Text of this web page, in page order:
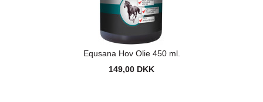
Equsana Hov Olie 450 ml.
149,00 DKK